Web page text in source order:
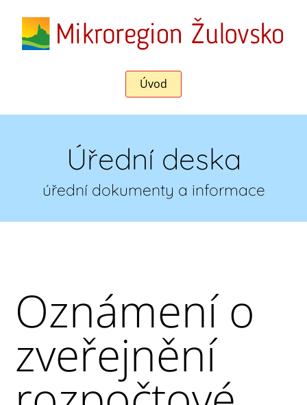
Úvod
Úřední deska
úřední dokumenty a informace
Oznámení o
zveřejnění